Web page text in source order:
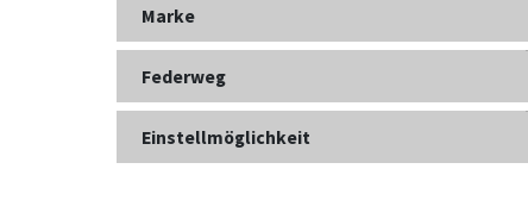
Marke
Federweg
Einstellmöglichkeit